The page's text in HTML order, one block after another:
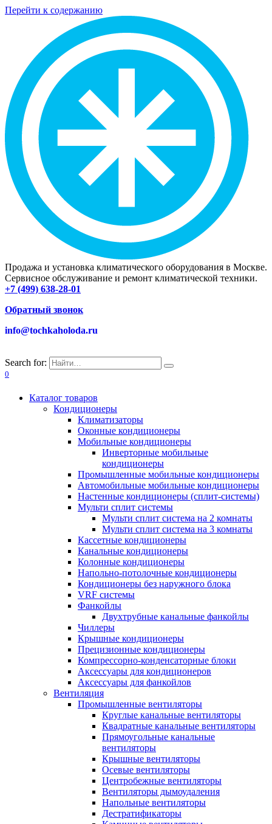
Перейти к содержанию
Продажа и установка климатического оборудования в Москве.
Сервисное обслуживание и ремонт климатической техники.
+7 (499) 638-28-01
Обратный звонок
info@tochkaholoda.ru
Search for:
0
Каталог товаров
Кондиционеры
Климатизаторы
Оконные кондиционеры
Мобильные кондиционеры
Инверторные мобильные
кондиционеры
Промышленные мобильные кондиционеры
Автомобильные мобильные кондиционеры
Настенные кондиционеры (сплит-системы)
Мульти сплит системы
Мульти сплит система на 2 комнаты
Мульти сплит система на 3 комнаты
Кассетные кондиционеры
Канальные кондиционеры
Колонные кондиционеры
Напольно-потолочные кондиционеры
Кондиционеры без наружного блока
VRF системы
Фанкойлы
Двухтрубные канальные фанкойлы
Чиллеры
Крышные кондиционеры
Прецизионные кондиционеры
Компрессорно-конденсаторные блоки
Аксессуары для кондиционеров
Аксессуары для фанкойлов
Вентиляция
Промышленные вентиляторы
Круглые канальные вентиляторы
Квадратные канальные вентиляторы
Прямоугольные канальные
вентиляторы
Крышные вентиляторы
Осевые вентиляторы
Центробежные вентиляторы
Вентиляторы дымоудаления
Напольные вентиляторы
Дестратификаторы